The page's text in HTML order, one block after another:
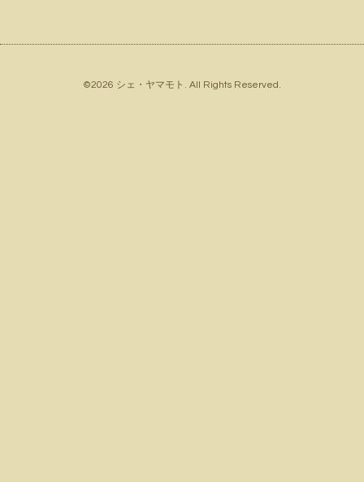
©2026 シェ・ヤマモト . All Rights Reserved.